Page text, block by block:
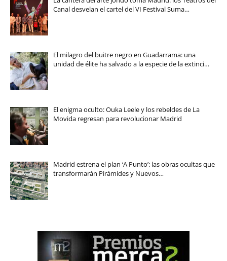
Canal desvelan el cartel del VI Festival Suma…
El milagro del buitre negro en Guadarrama: una
unidad de élite ha salvado a la especie de la extinci…
El enigma oculto: Ouka Leele y los rebeldes de La
Movida regresan para revolucionar Madrid
Madrid estrena el plan ‘A Punto’: las obras ocultas que
transformarán Pirámides y Nuevos…